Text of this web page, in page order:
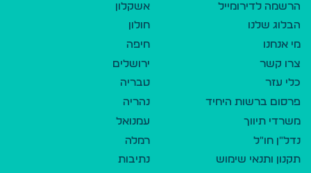
הרשמה לדירומייל
הבלוג שלנו
מי אנחנו
צרו קשר
כלי עזר
פרסום ברשות היחיד
משרדי תיווך
נדל"ן חו"ל
תקנון ותנאי שימוש
אשקלון
חולון
חיפה
ירושלים
טבריה
נהריה
עמנואל
רמלה
נתיבות